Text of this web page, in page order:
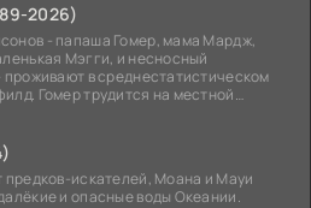
2026)
- папаша Гомер, мама Мардж,
Мэгги, и несносный
проживают в среднестатистическом
Гомер трудится на местной
предков-искателей, Моана и Мауи
и опасные воды Океании.